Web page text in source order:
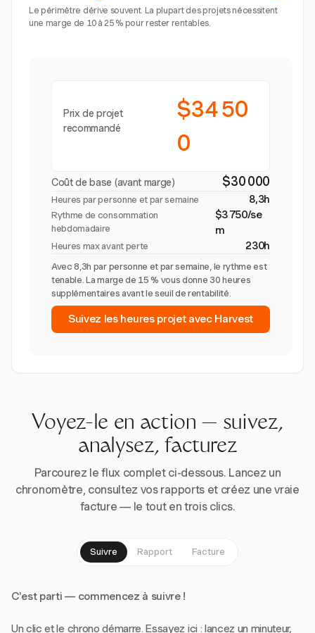
Le périmètre dérive souvent. La plupart des projets nécessitent
une marge de 10 à 25 % pour rester rentables.
Prix de projet
recommandé
$34 50
0
Coût de base (avant marge) $30 000
Heures par personne et par semaine 8,3h
Rythme de consommation
hebdomadaire
$3 750/se
m
Heures max avant perte 230h
Avec 8,3h par personne et par semaine, le rythme est
tenable. La marge de 15 % vous donne 30 heures
supplémentaires avant le seuil de rentabilité.
Suivez les heures projet avec Harvest
Voyez-le en action — suivez,
analysez, facturez
Parcourez le flux complet ci-dessous. Lancez un
chronomètre, consultez vos rapports et créez une vraie
facture — le tout en trois clics.
Suivre Rapport Facture
C'est parti — commencez à suivre !
Un clic et le chrono démarre. Essayez ici : lancez un minuteur,